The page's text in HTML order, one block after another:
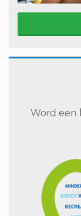
Word een